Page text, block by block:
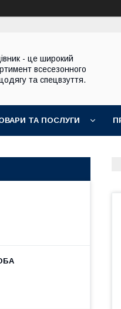
- це широкий
всесезонного
та спецвзуття.
ТА ПОСЛУГИ